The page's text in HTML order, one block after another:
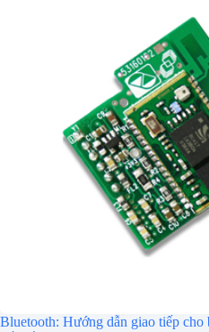
Bluetooth: Hướng dẫn giao tiếp cho